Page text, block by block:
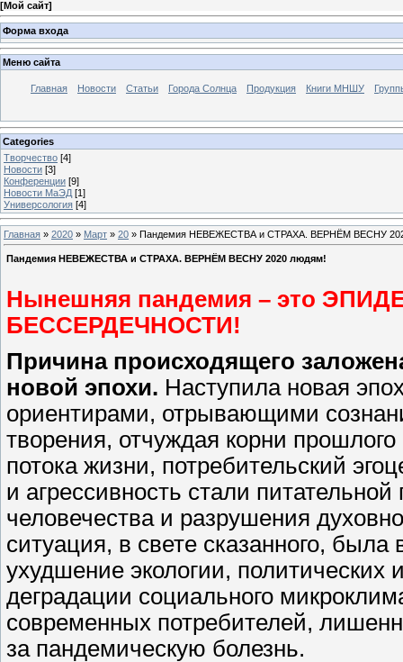
[Мой сайт]
Форма входа
Меню сайта
Главная Новости Статьи Города Солнца Продукция Книги МНШУ
Categories
Творчество [4]
Новости [3]
Конференции [9]
Новости МаЭД [1]
Универсология [4]
Главная » 2020 » Март » 20 » Пандемия НЕВЕЖЕСТВА и СТРАХА. ВЕРНЁМ ВЕСНУ
Пандемия НЕВЕЖЕСТВА и СТРАХА. ВЕРНЁМ ВЕСНУ 2020 людям!
Нынешняя пандемия – это
БЕССЕРДЕЧНОСТИ!
Причина происходящего
новой эпохи. Наступила новая
ориентирами, отрывающими
творения, отчуждая корни
потока жизни, потребительский
и агрессивность стали
человечества и разрушения
ситуация, в свете сказанного,
ухудшение экологии, политических
деградации социального
современных потребителей,
за пандемическую болезнь.